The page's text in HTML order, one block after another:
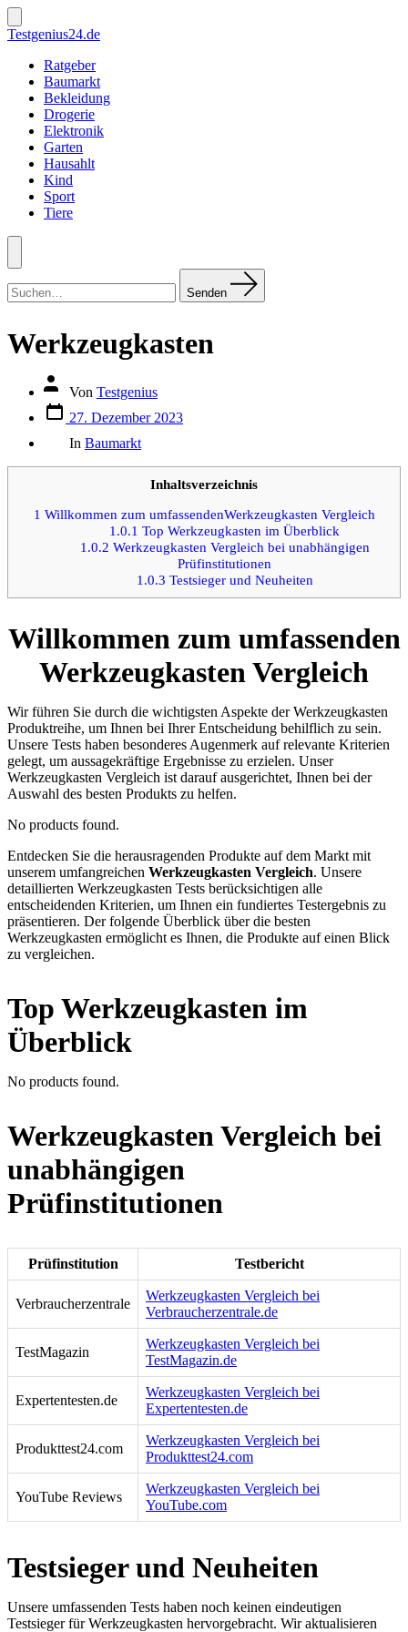
Zum
Inhalt
springen
Suche
ein-/ausblenden
Testgenius24.de
Ratgeber
Baumarkt
Bekleidung
Drogerie
Elektronik
Garten
Hausahlt
Kind
Sport
Tiere
Menü
nach:
Senden
Werkzeugkasten
Autor
Beitrags
Von Testgenius
Datum
des
Beitrags
27. Dezember 2023
In Baumarkt
Inhaltsverzeichnis
1 Willkommen zum umfassendenWerkzeugkasten Vergleich
1.0.1 Top Werkzeugkasten im Überblick
1.0.2 Werkzeugkasten Vergleich bei unabhängigen
Prüfinstitutionen
1.0.3 Testsieger und Neuheiten
Willkommen zum umfassenden
Werkzeugkasten Vergleich
Wir führen Sie durch die wichtigsten Aspekte der Werkzeugkasten
Produktreihe, um Ihnen bei Ihrer Entscheidung behilflich zu sein.
Unsere Tests haben besonderes Augenmerk auf relevante Kriterien
gelegt, um aussagekräftige Ergebnisse zu erzielen. Unser
Werkzeugkasten Vergleich ist darauf ausgerichtet, Ihnen bei der
Auswahl des besten Produkts zu helfen.
No products found.
Entdecken Sie die herausragenden Produkte auf dem Markt mit
unserem umfangreichen Werkzeugkasten Vergleich. Unsere
detaillierten Werkzeugkasten Tests berücksichtigen alle
entscheidenden Kriterien, um Ihnen ein fundiertes Testergebnis zu
präsentieren. Der folgende Überblick über die besten
Werkzeugkasten ermöglicht es Ihnen, die Produkte auf einen Blick
zu vergleichen.
Top Werkzeugkasten im
Überblick
No products found.
Werkzeugkasten Vergleich bei
unabhängigen
Prüfinstitutionen
Prüfinstitution Testbericht
Verbraucherzentrale
Werkzeugkasten Vergleich bei
Verbraucherzentrale.de
TestMagazin
Werkzeugkasten Vergleich bei
TestMagazin.de
Expertentesten.de
Werkzeugkasten Vergleich bei
Expertentesten.de
Produkttest24.com
Werkzeugkasten Vergleich bei
Produkttest24.com
YouTube Reviews
Werkzeugkasten Vergleich bei
YouTube.com
Testsieger und Neuheiten
Unsere umfassenden Tests haben noch keinen eindeutigen
Testsieger für Werkzeugkasten hervorgebracht. Wir aktualisieren